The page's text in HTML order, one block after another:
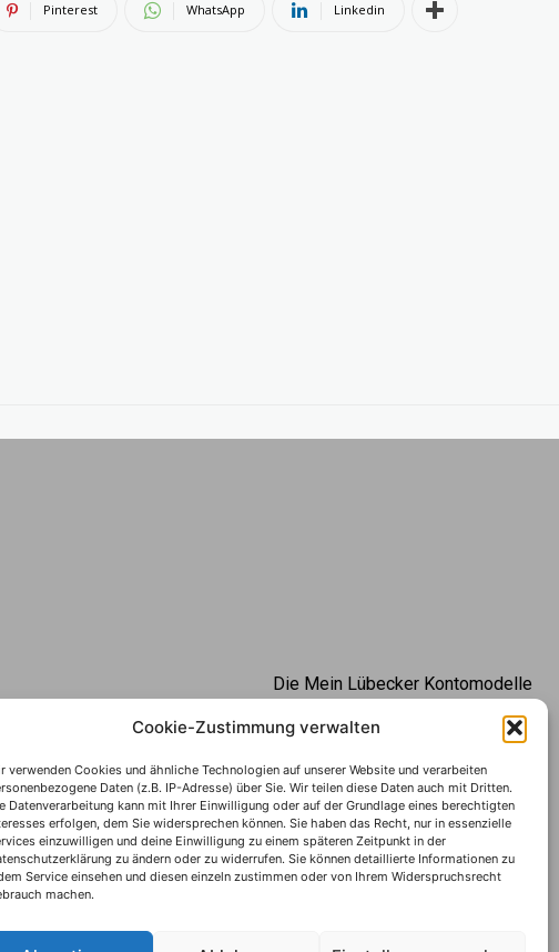
Cookie-Zustimmung verwalten
verwenden Cookies und ähnliche Technologien auf unserer Website und verarbeiten
Daten (z.B. IP-Adresse) über Sie. Wir teilen diese Daten auch mit Dritten.
Datenverarbeitung kann mit Ihrer Einwilligung oder auf der Grundlage eines berechtigten
erfolgen, dem Sie widersprechen können. Sie haben das Recht, nur in essenzielle
einzuwilligen und deine Einwilligung zu einem späteren Zeitpunkt in der
zu ändern oder zu widerrufen. Sie können detaillierte Informationen zu
Service einsehen und diesen einzeln zustimmen oder von Ihrem Widerspruchsrecht
machen.
Pinterest WhatsApp Linkedin
mehr als ein
Richtige für Sie.
und Mein
Magazin
Die Mein Lübecker Kontomodelle
Impressum
Datenverwendung